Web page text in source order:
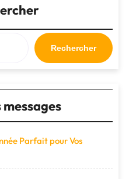
Rechercher
Parfait pour Vos